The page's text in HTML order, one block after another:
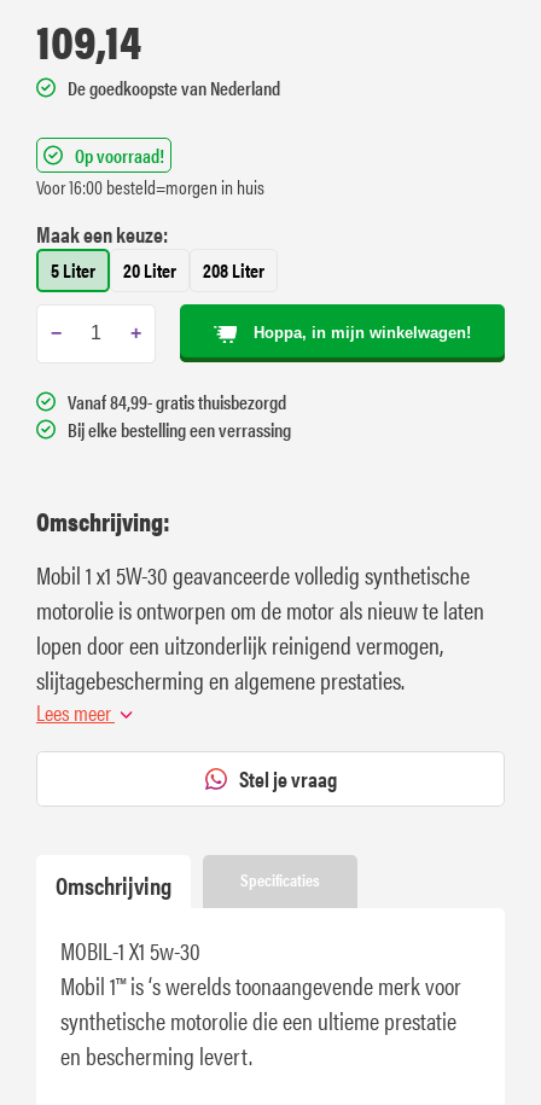
109,14
De goedkoopste van Nederland
Op voorraad!
Voor 16:00 besteld=morgen in huis
Maak een keuze:
5 Liter 20 Liter 208 Liter
− + Hoppa, in mijn winkelwagen!
Vanaf 84,99- gratis thuisbezorgd
Bij elke bestelling een verrassing
Omschrijving:
Mobil 1 x1 5W-30 geavanceerde volledig synthetische
motorolie is ontworpen om de motor als nieuw te laten
lopen door een uitzonderlijk reinigend vermogen,
slijtagebescherming en algemene prestaties.
Lees meer
Stel je vraag
Omschrijving Specificaties
MOBIL-1 X1 5w-30
Mobil 1™ is ‘s werelds toonaangevende merk voor
synthetische motorolie die een ultieme prestatie
en bescherming levert.